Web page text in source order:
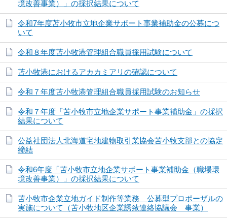
境改善事業）」の採択結果について
令和7年度苫小牧市立地企業サポート事業補助金の公募につ
いて
令和８年度苫小牧港管理組合職員採用試験について
苫小牧港におけるアカカミアリの確認について
令和７年度苫小牧港管理組合職員採用試験のお知らせ
令和７年度「苫小牧市立地企業サポート事業補助金」の採択
結果について
公益社団法人北海道宅地建物取引業協会苫小牧支部との協定
締結
令和6年度「苫小牧市立地企業サポート事業補助金（職場環
境改善事業）」の採択結果について
苫小牧市企業立地ガイド制作等業務 公募型プロポーザルの
実施について（苫小牧地区企業誘致連絡協議会 事業）